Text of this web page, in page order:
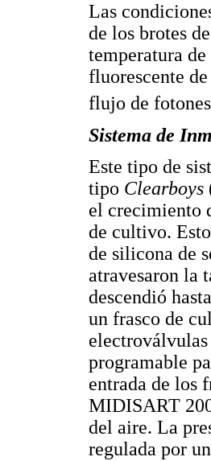
Las
de los brotes
temperatura
fluorescente
flujo de
Sistema de
Este tipo de
tipo Clearboys
el crecimiento
de cultivo.
de silicona de
atravesaron la
descendió
un frasco de
electroválvulas
programable
entrada de los
MIDISART
del aire. La
regulada por